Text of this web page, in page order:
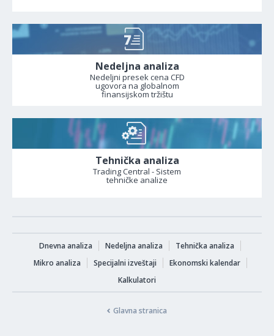
Nedeljna analiza
Nedeljni presek cena CFD
ugovora na globalnom
finansijskom tržištu
Tehnička analiza
Trading Central - Sistem
tehničke analize
Dnevna analiza Nedeljna analiza
Tehnička analiza
Mikro analiza
Specijalni izveštaji
Ekonomski kalendar
Kalkulatori
Glavna stranica